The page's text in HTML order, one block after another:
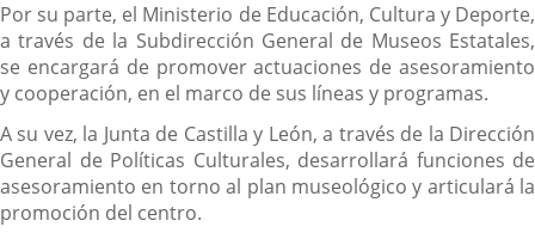
Por su parte, el Ministerio de Educación, Cultura y Deporte,
a través de la Subdirección General de Museos Estatales,
se encargará de promover actuaciones de asesoramiento
y cooperación, en el marco de sus líneas y programas.
A su vez, la Junta de Castilla y León, a través de la Dirección
General de Políticas Culturales, desarrollará funciones de
asesoramiento en torno al plan museológico y articulará la
promoción del centro.